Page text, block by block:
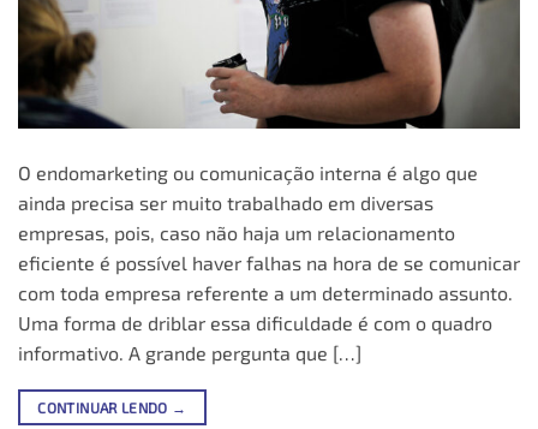
O endomarketing ou comunicação interna é algo que
ainda precisa ser muito trabalhado em diversas
empresas, pois, caso não haja um relacionamento
eficiente é possível haver falhas na hora de se comunicar
com toda empresa referente a um determinado assunto.
Uma forma de driblar essa dificuldade é com o quadro
informativo. A grande pergunta que […]
CONTINUAR LENDO →